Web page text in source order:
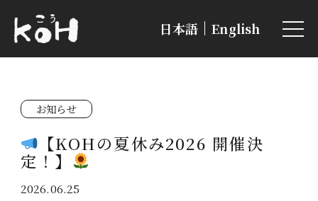
日本語 English
お知らせ
【KOHの夏休み2026 開催決
定！】
2026.06.25